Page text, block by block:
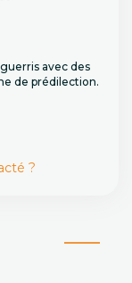
avec des
de prédilection.
?